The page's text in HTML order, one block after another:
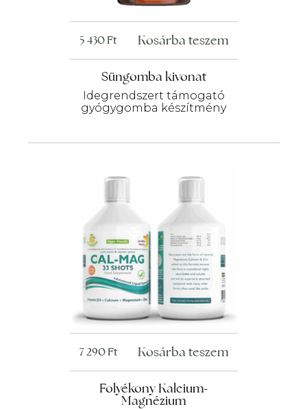
Süngomba kivonat
Idegrendszert támogató
gyógygomba készítmény
5 430Ft Kosárba teszem
Folyékony Kalcium-
Magnézium
7 290Ft Kosárba teszem